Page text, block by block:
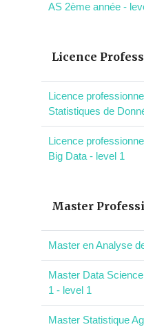
AS 2ème année -
Licence
Licence
Statistiques de
Licence
Big Data - level 1
Master
Master en Analyse
Master Data
1 - level 1
Master Statistique